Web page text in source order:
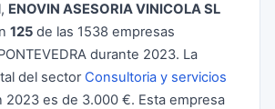
ENOVIN ASESORIA VINICOLA SL
125 de las 1538 empresas
durante 2023. La
del sector Consultoria y servicios
2023 es de 3.000 €. Esta empresa